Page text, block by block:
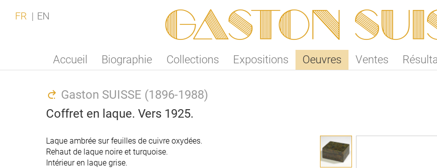
Gaston
Accueil Biographie Collections Expositions Oeuvres Ventes
FR EN
Gaston SUISSE (1896-1988)
Coffret en laque. Vers 1925.
Laque ambrée sur feuilles de cuivre oxydées.
Rehaut de laque noire et turquoise.
Intérieur en laque grise.